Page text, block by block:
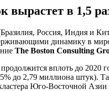
вырастет в 1,5
Россия, Индия и
динамику в
The Boston Consulting
вплоть до 2020
до 2,79 миллиона штук).
Юго-Восточной